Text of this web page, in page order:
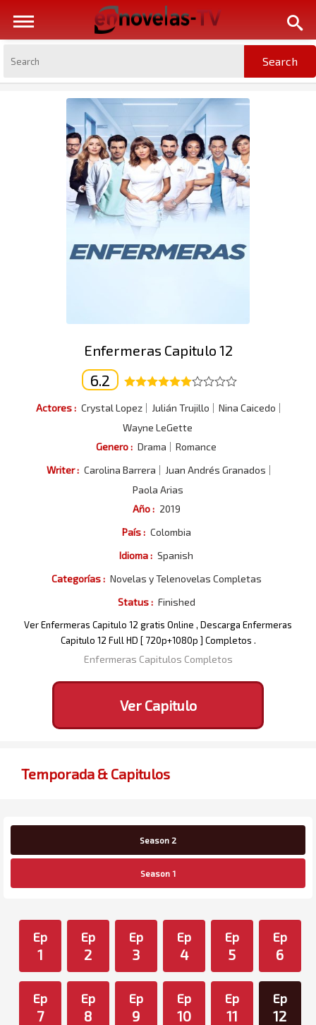
Enfermeras Capitulo 12
6.2
Actores : Crystal Lopez Julián Trujillo
Nina Caicedo
Wayne LeGette
Genero : Drama
Romance
Writer : Carolina Barrera
Juan Andrés Granados
Paola Arias
Año : 2019
País : Colombia
Idioma : Spanish
Categorías : Novelas y Telenovelas Completas
Status : Finished
Ver Enfermeras Capitulo 12 gratis Online , Descarga Enfermeras
Capitulo 12 Full HD [ 720p+1080p ] Completos .
Enfermeras Capitulos Completos
Ver Capitulo
Temporada & Capitulos
Season 2
Season 1
Ep
1
Ep
2
Ep
3
Ep
4
Ep
5
Ep
6
Ep
7
Ep
8
Ep
9
Ep
10
Ep
11
Ep
12